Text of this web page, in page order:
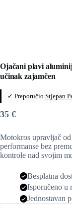
Ojačani plavi
učinak zajamčen
✓ Preporučio Stjepan
35 €
Motokros upravljač
performanse bez
kontrole nad svojim
Besplatna
Isporučeno u
Jednostavan